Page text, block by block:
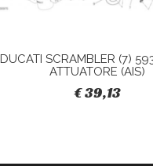
DUCATI SCRAMBLER (7)
ATTUATORE (AIS)
€ 39,13